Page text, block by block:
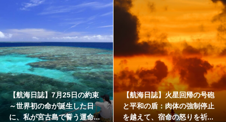
日の約束
した日
う運命...
【航海日誌】火星回帰の号砲
と平和の盾：肉体の強制停止
を越えて、宿命の怒りを祈...
【航海日誌】射
歳の辞書：ロナ
本物の至誠と世